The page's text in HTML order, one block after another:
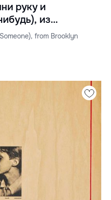
руку и
из
академии
from Brooklyn